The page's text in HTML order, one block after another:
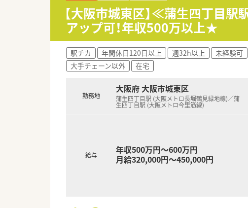
【大阪市城東区】≪蒲生四丁目
アップ可！年収500万以上★
駅チカ 年間休日120日以上 週32h以上 未経験可
大手チェーン以外
在宅
勤務地
大阪府 大阪市城東区
蒲生四丁目駅 (大阪メトロ長堀鶴見緑地線)／蒲
生四丁目駅 (大阪メトロ今里筋線)
給与
年収500万円～600万円
月給320,000円～450,000円